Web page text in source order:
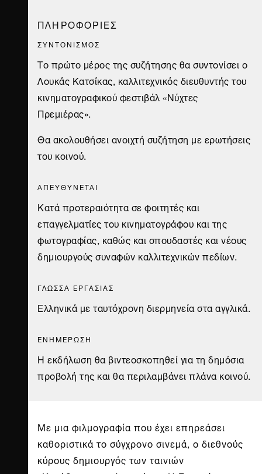
ΠΛΗΡΟΦΟΡΙΕΣ
ΣΥΝΤΟΝΙΣΜΟΣ
Το πρώτο μέρος της συζήτησης θα συντονίσει o
Λουκάς Κατσίκας, καλλιτεχνικός διευθυντής του
κινηματογραφικού φεστιβάλ «Νύχτες
Πρεμιέρας».
Θα ακολουθήσει ανοιχτή συζήτηση με ερωτήσεις
του κοινού.
ΑΠΕΥΘΥΝΕΤΑΙ
Κατά προτεραιότητα σε φοιτητές και
επαγγελματίες του κινηματογράφου και της
φωτογραφίας, καθώς και σπουδαστές και νέους
δημιουργούς συναφών καλλιτεχνικών πεδίων.
ΓΛΩΣΣΑ ΕΡΓΑΣΙΑΣ
Ελληνικά με ταυτόχρονη διερμηνεία στα αγγλικά.
ΕΝΗΜΕΡΩΣΗ
Η εκδήλωση θα βιντεοσκοπηθεί για τη δημόσια
προβολή της και θα περιλαμβάνει πλάνα κοινού.
Με μια φιλμογραφία που έχει επηρεάσει
καθοριστικά το σύγχρονο σινεμά, ο διεθνούς
κύρους δημιουργός των ταινιών